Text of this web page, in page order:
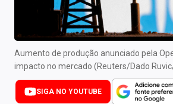
Central de Fundos Imobiliários
Renda Fixa
Finanças Pessoais
Aumento de produção anunciado pela
impacto no mercado (Reuters/Dado
SIGA NO YOUTUBE